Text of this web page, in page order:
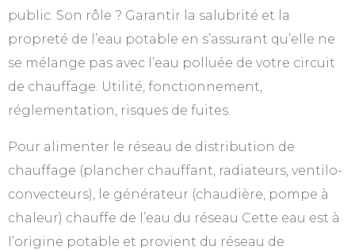
public. Son rôle ? Garantir la salubrité et la
propreté de l’eau potable en s’assurant qu’elle ne
se mélange pas avec l’eau polluée de votre circuit
de chauffage. Utilité, fonctionnement,
réglementation, risques de fuites.
Pour alimenter le réseau de distribution de
chauffage (plancher chauffant, radiateurs, ventilo-
convecteurs), le générateur (chaudière, pompe à
chaleur) chauffe de l’eau du réseau Cette eau est à
l’origine potable et provient du réseau de